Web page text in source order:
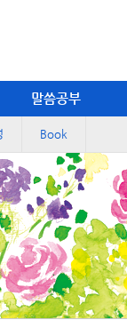
말씀공부
Book